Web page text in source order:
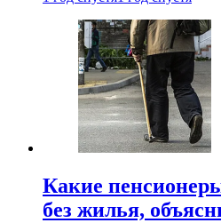
Какие
без жилья,